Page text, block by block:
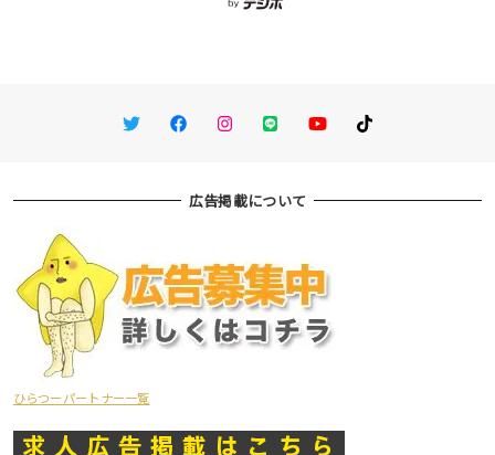
TwitterFacebookInstagram
LINE You TubeTikTok
広告掲載について
ひらつーパートナー一覧